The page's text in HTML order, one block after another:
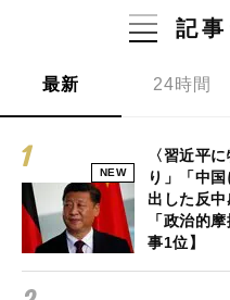
記
最新 24時間
NEW
〈習近平
り」「中
出した反
「政治的
事1位】